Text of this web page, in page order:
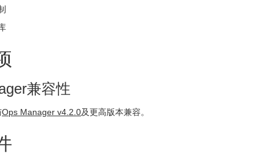
兼容性
Ops Manager v4.2.0及更高版本兼容。